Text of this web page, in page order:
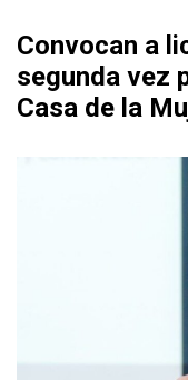
Convocan a
segunda vez
Casa de la